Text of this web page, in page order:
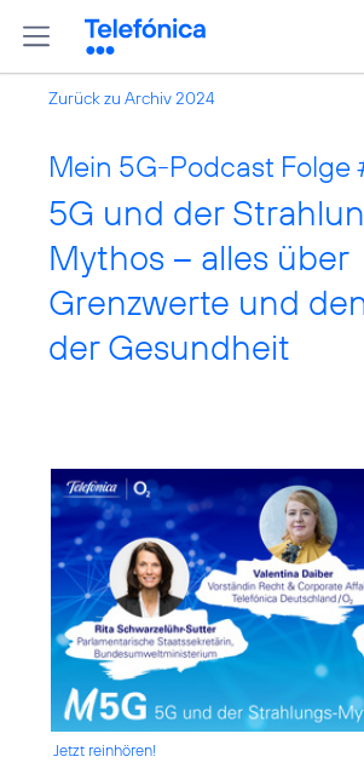
Zurück zu Archiv 2024
Mein 5G-Podcast Folge
5G und der
Mythos – alles über
Grenzwerte und
der Gesundheit
Jetzt reinhören!